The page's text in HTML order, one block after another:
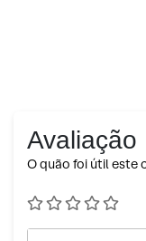
Avaliação
O quão foi útil este